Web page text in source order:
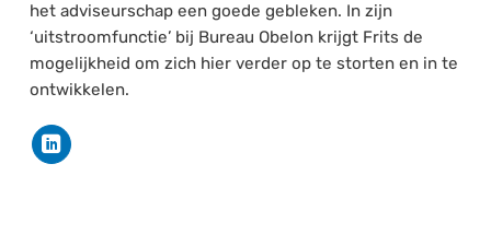
het adviseurschap een goede gebleken. In zijn
‘uitstroomfunctie’ bij Bureau Obelon krijgt Frits de
mogelijkheid om zich hier verder op te storten en in te
ontwikkelen.